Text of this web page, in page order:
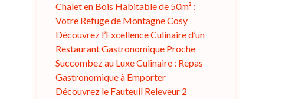
Chalet en Bois Habitable de 50m² :
Votre Refuge de Montagne Cosy
Découvrez l’Excellence Culinaire d’un
Restaurant Gastronomique Proche
Succombez au Luxe Culinaire : Repas
Gastronomique à Emporter
Découvrez le Fauteuil Releveur 2